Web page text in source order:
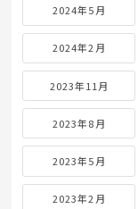
2024年5月
2024年2月
2023年11月
2023年8月
2023年5月
2023年2月